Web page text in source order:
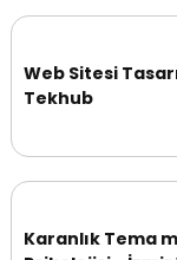
Web Sitesi
Tekhub
Karanlık Tema